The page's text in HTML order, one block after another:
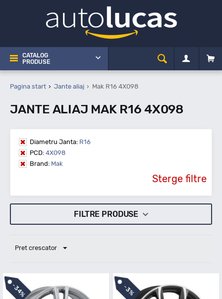
CATALOG
PRODUSE
Pagina start Jante aliaj Mak R16 4X098
JANTE ALIAJ MAK R16 4X098
Diametru Janta: R16
PCD: 4X098
Brand: Mak
Sterge filtre
FILTRE PRODUSE
Pret crescator
-34% -
3%